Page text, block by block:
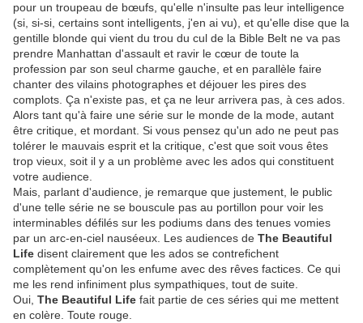
pour un troupeau de bœufs, qu'elle n'insulte pas leur intelligence
(si, si-si, certains sont intelligents, j'en ai vu), et qu'elle dise que la
gentille blonde qui vient du trou du cul de la Bible Belt ne va pas
prendre Manhattan d'assault et ravir le cœur de toute la
profession par son seul charme gauche, et en parallèle faire
chanter des vilains photographes et déjouer les pires des
complots. Ça n'existe pas, et ça ne leur arrivera pas, à ces ados.
Alors tant qu'à faire une série sur le monde de la mode, autant
être critique, et mordant. Si vous pensez qu'un ado ne peut pas
tolérer le mauvais esprit et la critique, c'est que soit vous êtes
trop vieux, soit il y a un problème avec les ados qui constituent
votre audience.
Mais, parlant d'audience, je remarque que justement, le public
d'une telle série ne se bouscule pas au portillon pour voir les
interminables défilés sur les podiums dans des tenues vomies
par un arc-en-ciel nauséeux. Les audiences de The Beautiful
Life disent clairement que les ados se contrefichent
complètement qu'on les enfume avec des rêves factices. Ce qui
me les rend infiniment plus sympathiques, tout de suite.
Oui, The Beautiful Life fait partie de ces séries qui me mettent
en colère. Toute rouge.